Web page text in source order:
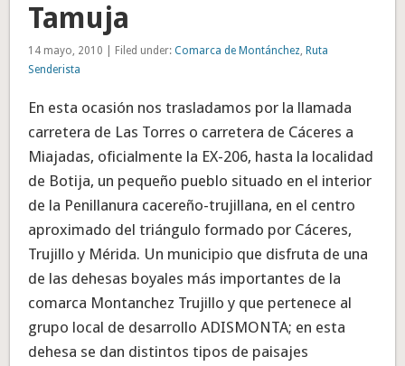
Tamuja
14 mayo, 2010 | Filed under:Comarca de Montánchez, Ruta
Senderista
En esta ocasión nos trasladamos por la llamada
carretera de Las Torres o carretera de Cáceres a
Miajadas, oficialmente la EX-206, hasta la localidad
de Botija, un pequeño pueblo situado en el interior
de la Penillanura cacereño-trujillana, en el centro
aproximado del triángulo formado por Cáceres,
Trujillo y Mérida. Un municipio que disfruta de una
de las dehesas boyales más importantes de la
comarca Montanchez Trujillo y que pertenece al
grupo local de desarrollo ADISMONTA; en esta
dehesa se dan distintos tipos de paisajes